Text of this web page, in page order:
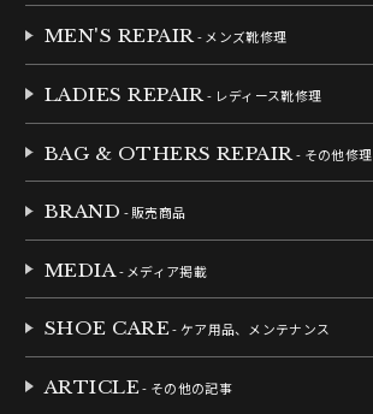
MEN'S REPAIR- メンズ靴修理
LADIES REPAIR- レディース靴修理
BAG & OTHERS REPAIR - その他修理
BRAND - 販売商品
MEDIA- メディア掲載
SHOE CARE- ケア用品、メンテナンス
ARTICLE- その他の記事